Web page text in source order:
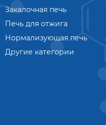
Закалочная печь
Печь для отжига
Нормализующая печь
Другие категории